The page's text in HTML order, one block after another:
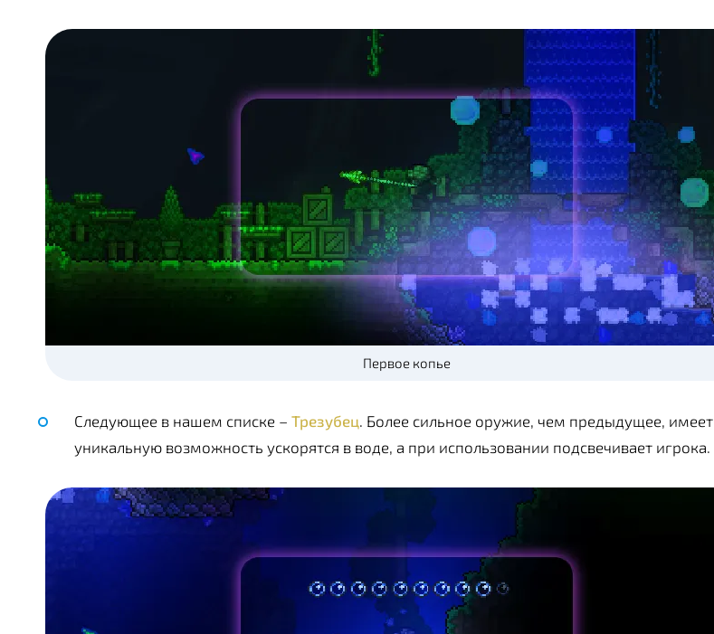
Первое копье
Следующее в нашем списке – Трезубец. Более сильное оружие, чем предыдущее, имеет
уникальную возможность ускорятся в воде, а при использовании подсвечивает игрока.